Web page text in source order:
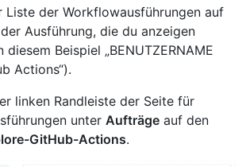
Liste der Workflowausführungen auf
Ausführung, die du anzeigen
Beispiel „BENUTZERNAME
Actions“).
linken Randleiste der Seite für
unter Aufträge auf den
GitHub-Actions.